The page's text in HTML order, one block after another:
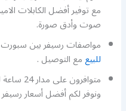
مع توفير أفضل الكابلات
صوت وأدق صورة.
مواصفات رسيفر بين
للبيعمع التوصيل .
ونوفر لكم أفضل أسعار